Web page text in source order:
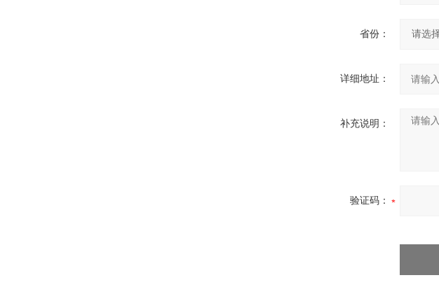
省份：
详细地址：
补充说明：
验证码：